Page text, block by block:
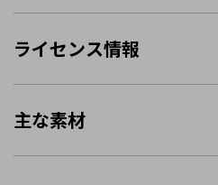
ライセンス情報
主な素材